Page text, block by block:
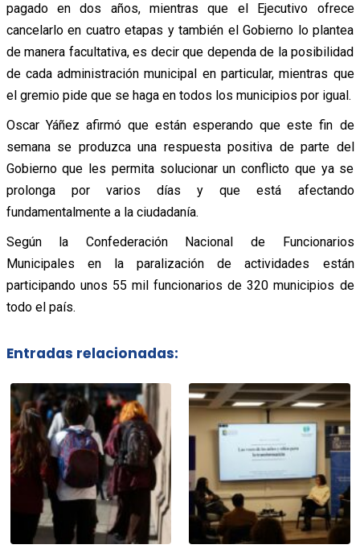
pagado en dos años, mientras que el Ejecutivo ofrece
cancelarlo en cuatro etapas y también el Gobierno lo plantea
de manera facultativa, es decir que dependa de la posibilidad
de cada administración municipal en particular, mientras que
el gremio pide que se haga en todos los municipios por igual.
Oscar Yáñez afirmó que están esperando que este fin de
semana se produzca una respuesta positiva de parte del
Gobierno que les permita solucionar un conflicto que ya se
prolonga por varios días y que está afectando
fundamentalmente a la ciudadanía.
Según la Confederación Nacional de Funcionarios
Municipales en la paralización de actividades están
participando unos 55 mil funcionarios de 320 municipios de
todo el país.
Entradas relacionadas: